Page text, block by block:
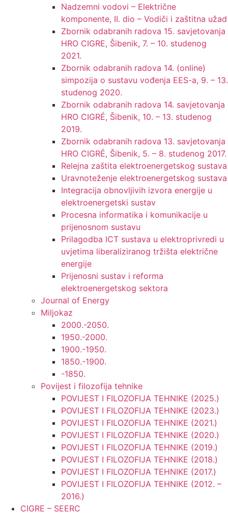
Nadzemni vodovi – Električne
komponente, II. dio – Vodiči i zaštitna užad
Zbornik odabranih radova 15. savjetovanja
HRO CIGRE, Šibenik, 7. – 10. studenog
2021.
Zbornik odabranih radova 14. (online)
simpozija o sustavu vođenja EES-a, 9. – 13.
studenog 2020.
Zbornik odabranih radova 14. savjetovanja
HRO CIGRÉ, Šibenik, 10. – 13. studenog
2019.
Zbornik odabranih radova 13. savjetovanja
HRO CIGRÉ, Šibenik, 5. – 8. studenog 2017.
Relejna zaštita elektroenergetskog sustava
Uravnoteženje elektroenergetskog sustava
Integracija obnovljivih izvora energije u
elektroenergetski sustav
Procesna informatika i komunikacije u
prijenosnom sustavu
Prilagodba ICT sustava u elektroprivredi u
uvjetima liberaliziranog tržišta električne
energije
Prijenosni sustav i reforma
elektroenergetskog sektora
Journal of Energy
Miljokaz
2000.-2050.
1950.-2000.
1900.-1950.
1850.-1900.
-1850.
Povijest i filozofija tehnike
POVIJEST I FILOZOFIJA TEHNIKE (2025.)
POVIJEST I FILOZOFIJA TEHNIKE (2023.)
POVIJEST I FILOZOFIJA TEHNIKE (2021.)
POVIJEST I FILOZOFIJA TEHNIKE (2020.)
POVIJEST I FILOZOFIJA TEHNIKE (2019.)
POVIJEST I FILOZOFIJA TEHNIKE (2018.)
POVIJEST I FILOZOFIJA TEHNIKE (2017.)
POVIJEST I FILOZOFIJA TEHNIKE (2012. –
2016.)
CIGRE – SEERC